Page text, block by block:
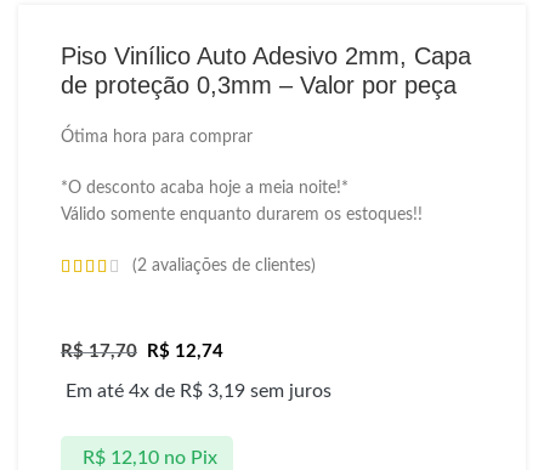
Piso Vinílico Auto Adesivo 2mm, Capa
de proteção 0,3mm – Valor por peça
Ótima hora para comprar
*O desconto acaba hoje a meia noite!*
Válido somente enquanto durarem os estoques!!
(2 avaliações de clientes)
R$17,70 R$ 12,74
Em até 4x de R$ 3,19 sem juros
R$12,10 no Pix